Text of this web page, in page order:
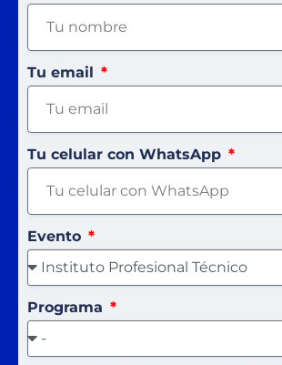
Tu email
Tu celular con WhatsApp
Evento
Programa